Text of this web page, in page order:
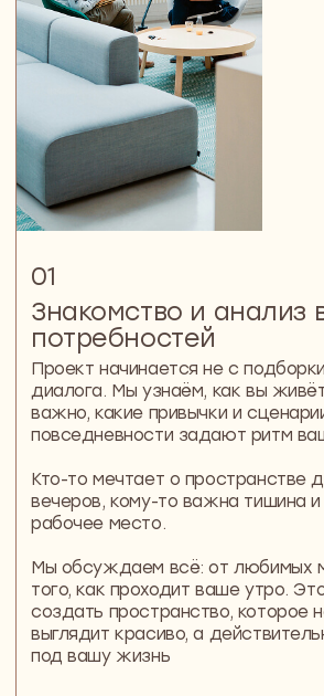
Мы создаём встроенные системы хранения,
адаптированные под ваши привычки. Кухни
и столы, учитывающие ваш ритм жизни,
и уникальные предметы, которые гармонично
настоящему вашим
Умный дом
безопасность — всё управляется легко и
интуитивно.
Система настраивается под ваш ритм и
работает в фоне. Без перегрузки технологиями —
просто удобно